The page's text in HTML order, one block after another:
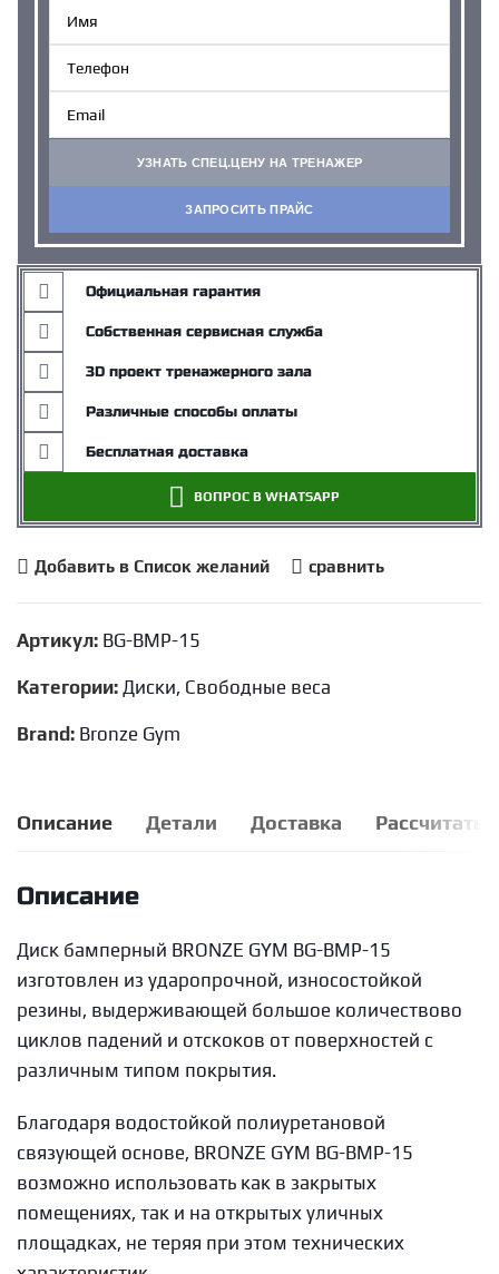
УЗНАТЬ СПЕЦ.ЦЕНУ НА ТРЕНАЖЕР
ЗАПРОСИТЬ ПРАЙС
Официальная гарантия
Собственная сервисная служба
3D проект тренажерного зала
Различные способы оплаты
Бесплатная доставка
ВОПРОС В WHATSAPP
Добавить в Список желаний сравнить
Артикул: BG-BMP-15
Категории: Диски, Свободные веса
Brand: Bronze Gym
Описание Детали Доставка Рассчитать
Описание
Диск бамперный BRONZE GYM BG-BMP-15
изготовлен из ударопрочной, износостойкой
резины, выдерживающей большое количествово
циклов падений и отскоков от поверхностей с
различным типом покрытия.
Благодаря водостойкой полиуретановой
связующей основе, BRONZE GYM BG-BMP-15
возможно использовать как в закрытых
помещениях, так и на открытых уличных
площадках, не теряя при этом технических